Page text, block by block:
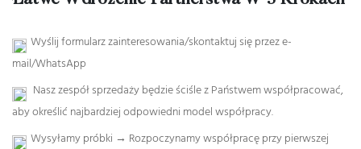
Wyślij formularz zainteresowania/skontaktuj się przez e-
mail/WhatsApp
Nasz zespół sprzedaży będzie ściśle z Państwem współpracować,
aby określić najbardziej odpowiedni model współpracy.
Wysyłamy próbki → Rozpoczynamy współpracę przy pierwszej